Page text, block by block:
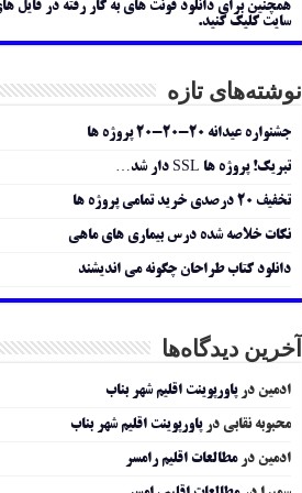
همچنین برای دانلود فونت های به کار رفته در فایل
سایت کلیک کنید.
نوشته‌های تازه
جشنواره عیدانه ۲۰-۲۰-۲۰ پروژه ها
تبریک! پروژه ها SSL دار شد…
تخفیف ۲۰ درصدی خرید تمامی پروژه ها
نکات خلاصه شده درس بیماری های ماهی
دانلود کتاب طراحان چگونه می اندیشند
آخرین دیدگاه‌ها
ادمین درپاورپوینت اقلیم شهر بناب
محبوبه نقابی درپاورپوینت اقلیم شهر بناب
ادمین درمطالعات اقلیم رامسر